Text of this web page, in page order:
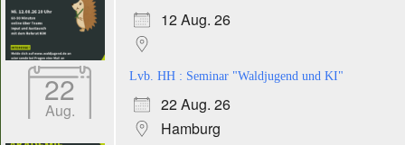
12 Aug. 26
22
Aug.
Lvb. HH : Seminar "Waldjugend und KI"
22 Aug. 26
Hamburg